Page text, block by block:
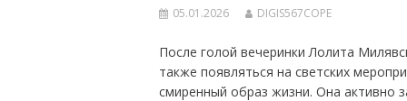
05.01.2026 DIGIS567COPE
После голой вечеринки Лолита
также появляться на светских
смиренный образ жизни. Она активно